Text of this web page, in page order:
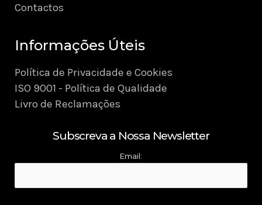
Contactos
Informações Úteis
Política de Privacidade e Cookies
ISO 9001 - Política de Qualidade
Livro de Reclamações
Subscreva a Nossa Newsletter
Email: